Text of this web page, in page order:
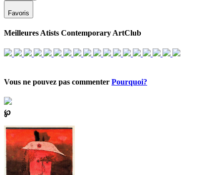
Favoris
Meilleures Atists Contemporary ArtClub
Vous ne pouvez pas commenter Pourquoi?
℘